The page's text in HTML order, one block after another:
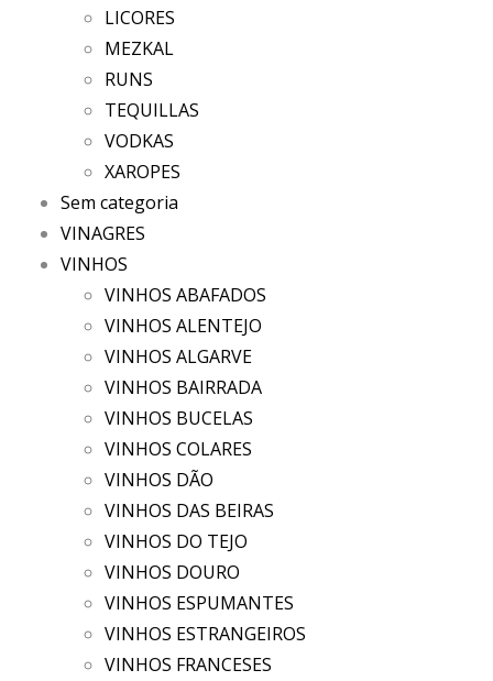
LICORES
MEZKAL
RUNS
TEQUILLAS
VODKAS
XAROPES
Sem categoria
VINAGRES
VINHOS
VINHOS ABAFADOS
VINHOS ALENTEJO
VINHOS ALGARVE
VINHOS BAIRRADA
VINHOS BUCELAS
VINHOS COLARES
VINHOS DÃO
VINHOS DAS BEIRAS
VINHOS DO TEJO
VINHOS DOURO
VINHOS ESPUMANTES
VINHOS ESTRANGEIROS
VINHOS FRANCESES